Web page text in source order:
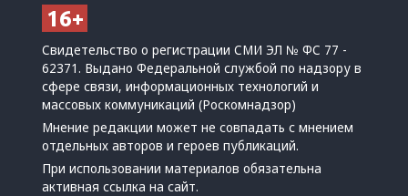
Свидетельство о регистрации СМИ ЭЛ № ФС 77 -
62371. Выдано Федеральной службой по надзору в
сфере связи, информационных технологий и
массовых коммуникаций (Роскомнадзор)
Мнение редакции может не совпадать с мнением
отдельных авторов и героев публикаций.
При использовании материалов обязательна
активная ссылка на сайт.